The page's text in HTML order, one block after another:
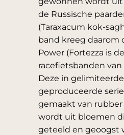
de Russische
(Taraxacum kok-
band kreeg daarom
Power (Fortezza is
racefietsbanden van
Deze in
geproduceerde
gemaakt van
wordt uit bloemen
geteeld en geoogst